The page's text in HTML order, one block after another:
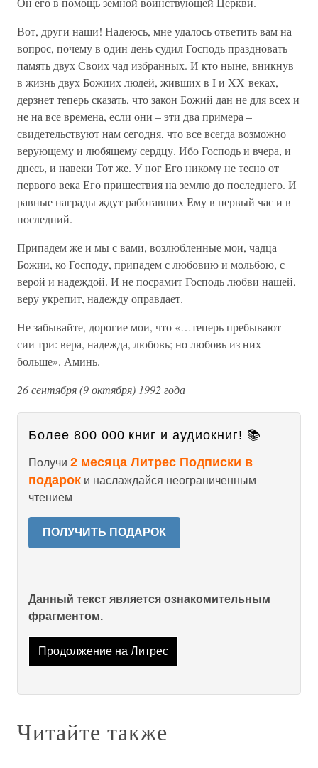
Вот, други наши! Надеюсь, мне удалось ответить вам на
вопрос, почему в один день судил Господь праздновать
память двух Своих чад избранных. И кто ныне, вникнув
в жизнь двух Божиих людей, живших в I и XX веках,
дерзнет теперь сказать, что закон Божий дан не для всех и
не на все времена, если они – эти два примера –
свидетельствуют нам сегодня, что все всегда возможно
верующему и любящему сердцу. Ибо Господь и вчера, и
днесь, и навеки Тот же. У ног Его никому не тесно от
первого века Его пришествия на землю до последнего. И
равные награды ждут работавших Ему в первый час и в
последний.
Припадем же и мы с вами, возлюбленные мои, чадца
Божии, ко Господу, припадем с любовию и мольбою, с
верой и надеждой. И не посрамит Господь любви нашей,
веру укрепит, надежду оправдает.
Не забывайте, дорогие мои, что «…теперь пребывают
сии три: вера, надежда, любовь; но любовь из них
больше». Аминь.
26 сентября (9 октября) 1992 года
Более 800 000 книг и аудиокниг! 📚
Получи 2 месяца Литрес Подписки в
подарок и наслаждайся неограниченным
чтением
ПОЛУЧИТЬ ПОДАРОК
Данный текст является ознакомительным
фрагментом.
Продолжение на Литрес
Читайте также